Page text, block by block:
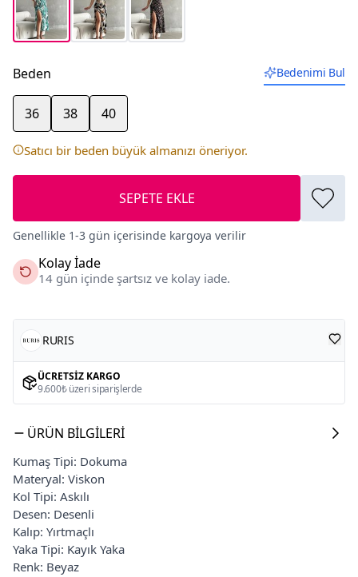
Beden Bedenimi Bul
36 38 40
Satıcı bir beden büyük almanızı öneriyor.
SEPETE EKLE
Genellikle 1-3 gün içerisinde kargoya verilir
Kolay İade
14 gün içinde şartsız ve kolay iade.
RURIS
ÜCRETSIZ KARGO
9.600₺ üzeri siparişlerde
ÜRÜN BILGILERI
Kumaş Tipi: Dokuma
Materyal: Viskon
Kol Tipi: Askılı
Desen: Desenli
Kalıp: Yırtmaçlı
Yaka Tipi: Kayık Yaka
Renk: Beyaz